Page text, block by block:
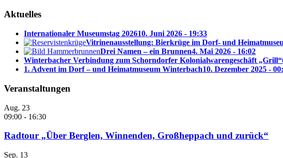
Aktuelles
Internationaler Museumstag 202610. Juni 2026 - 19:33
Vitrinenausstellung: Bierkrüge im Dorf- und
Drei Namen – ein Brunnen4. Mai 2026 - 16:02
Winterbacher Verbindung zum Schorndorfer Kolonialwarengeschäft „Grill“
1. Advent im Dorf – und Heimatmuseum Winterbach10. Dezember 2025 -
Veranstaltungen
Aug. 23
09:00 - 16:30
Radtour „Über Berglen, Winnenden, Großheppach und zurück“
Sep. 13